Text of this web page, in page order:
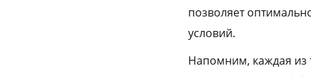
позволяет
условий.
Напомним, каждая из